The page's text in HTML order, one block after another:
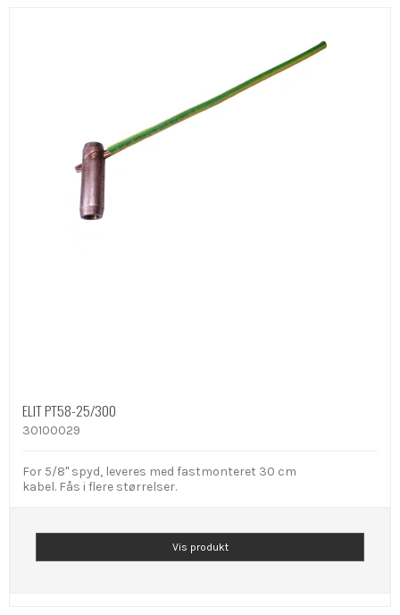
ELIT PT58-25/300
30100029
For 5/8" spyd, leveres med fastmonteret 30 cm
kabel. Fås i flere størrelser.
Vis produkt